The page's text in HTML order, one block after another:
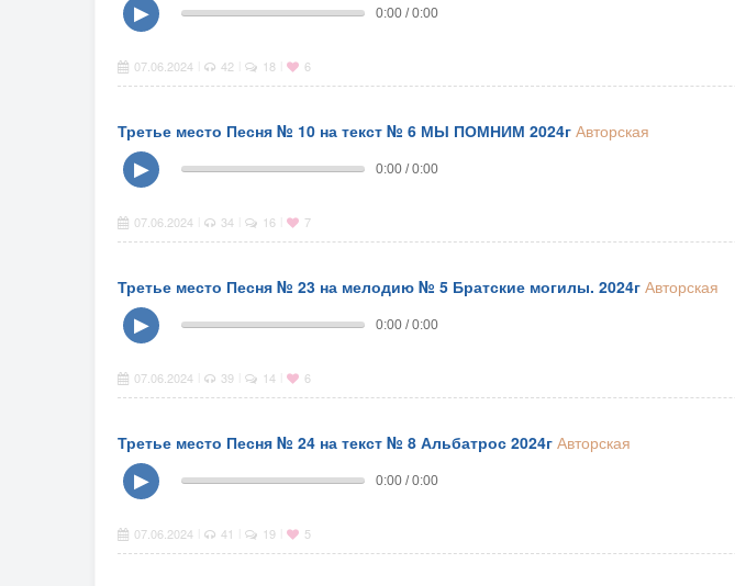
▶
0:00 / 0:00
07.06.2024 42 18 6
Третье место Песня № 10 на текст № 6 МЫ ПОМНИМ 2024г Авторская
▶
0:00 / 0:00
07.06.2024 34 16 7
Третье место Песня № 23 на мелодию № 5 Братские могилы. 2024г Авторская
▶
0:00 / 0:00
07.06.2024 39 14 6
Третье место Песня № 24 на текст № 8 Альбатрос 2024г Авторская
▶
0:00 / 0:00
07.06.2024 41 19 5